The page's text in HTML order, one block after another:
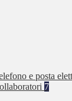
e posta
7